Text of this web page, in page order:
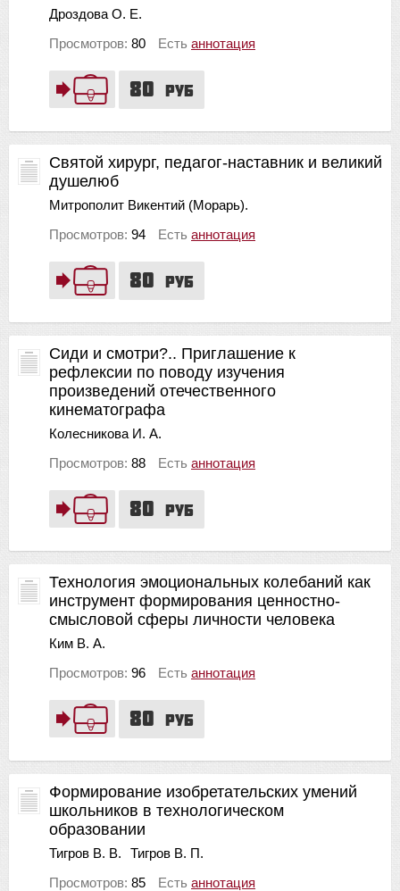
80 руб
Дроздова О. Е.
Просмотров: 80 Есть аннотация
80 руб
Святой хирург, педагог-наставник и великий
душелюб
Митрополит Викентий (Морарь).
Просмотров: 94 Есть аннотация
80 руб
Сиди и смотри?.. Приглашение к
рефлексии по поводу изучения
произведений отечественного
кинематографа
Колесникова И. А.
Просмотров: 88 Есть аннотация
80 руб
Технология эмоциональных колебаний как
инструмент формирования ценностно-
смысловой сферы личности человека
Ким В. А.
Просмотров: 96 Есть аннотация
Формирование изобретательских умений
школьников в технологическом
образовании
Тигров В. В.
Тигров В. П.
Просмотров: 85 Есть аннотация